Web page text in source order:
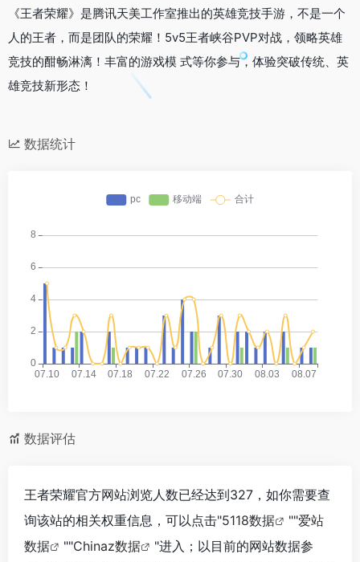
《王者荣耀》是腾讯天美工作室推出的英雄竞技手游，不是一个
人的王者，而是团队的荣耀！5v5王者峡谷PVP对战，领略英雄
竞技的酣畅淋漓！丰富的游戏模 式等你参与，体验突破传统、英
雄竞技新形态！
数据统计
数据评估
王者荣耀官方网站浏览人数已经达到327，如你需要查
询该站的相关权重信息，可以点击"5118数据 ""爱站
数据
""Chinaz数据
"进入；以目前的网站数据参